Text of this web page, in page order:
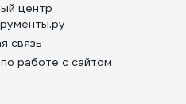
центр
связь
работе с сайтом